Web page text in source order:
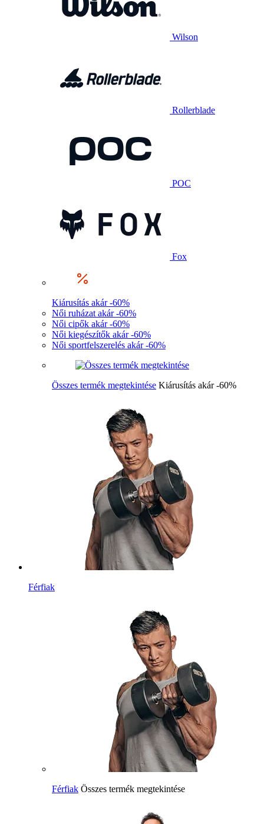
Wilson
Rollerblade
POC
Fox
Kiárusítás akár -60%
Női ruházat akár -60%
Női cipők akár -60%
Női kiegészítők akár -60%
Női sportfelszerelés akár -60%
Összes termék megtekintése Kiárusítás akár -60%
Férfiak
Férfiak Összes termék megtekintése